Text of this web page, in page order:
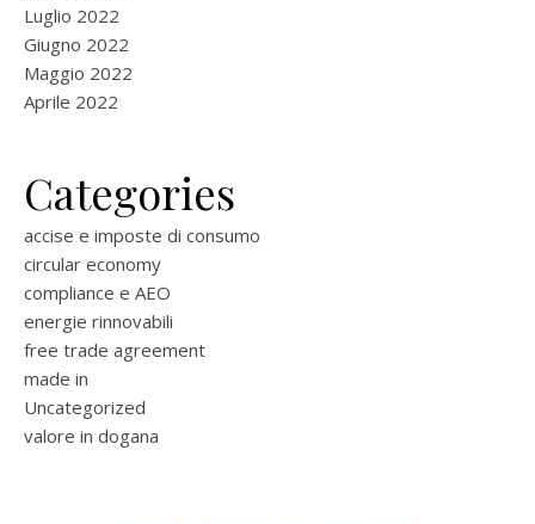
Luglio 2022
Giugno 2022
Maggio 2022
Aprile 2022
Categories
accise e imposte di consumo
circular economy
compliance e AEO
energie rinnovabili
free trade agreement
made in
Uncategorized
valore in dogana